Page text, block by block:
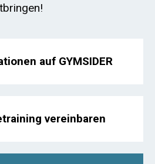
auf GYMSIDER
vereinbaren